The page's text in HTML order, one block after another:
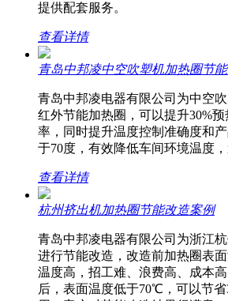
提供配套服务。
查看详情
青岛中邦凌中空吹塑机加热圈节
青岛中邦凌电器有限公司为中空
红外节能加热圈，可以提升30%
率，同时提升温度控制准确度和
于70度，有效降低车间环境温度，
查看详情
杭州挤出机加热圈节能改造案例
青岛中邦凌电器有限公司为浙江
进行节能改造，改造前加热圈表
温度高，招工难、浪费高、成本
后，表面温度低于70℃，可以节